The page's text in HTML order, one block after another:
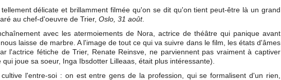
délicate et brillamment filmée qu'on se dit qu'on tient peut-être là un grand
au chef-d'oeuvre de Trier, Oslo, 31 août.
avec les atermoiements de Nora, actrice de théâtre qui panique avant
laisse de marbre. A l'image de tout ce qui va suivre dans le film, les états d'âmes
l'actrice fétiche de Trier, Renate Reinsve, ne parviennent pas vraiment à captiver
joue sa soeur, Inga Ibsdotter Lilleaas, était plus intéressante).
l'entre-soi : on est entre gens de la profession, qui se formalisent d'un rien,